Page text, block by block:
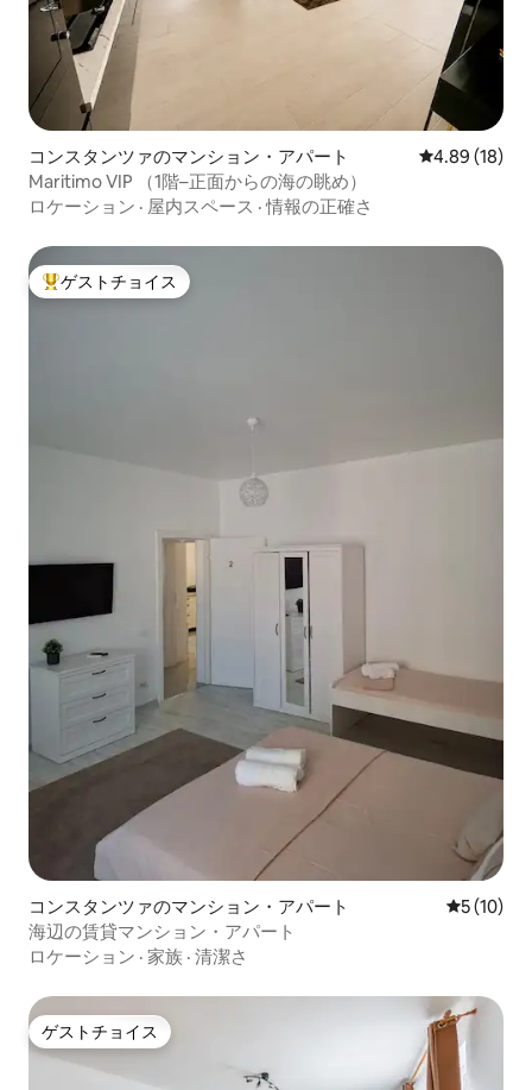
コンスタンツァのマンション・アパート レビュー18
4.89 (18)
Maritimo VIP （1階–正面からの海の眺め）
ロケーション · 屋内スペース ·情報の正確さ
大好評のゲストチョイスです。
ゲストチョイス
コンスタンツァのマンション・アパート レビュー
5 (10)
海辺の賃貸マンション・アパート
ロケーション · 家族 · 清潔さ
ゲストチョイス
ゲストチョイス